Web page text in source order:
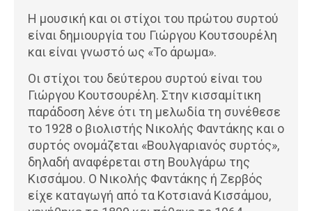
Η μουσική και οι στίχοι του πρώτου συρτού
είναι δημιουργία του Γιώργου Κουτσουρέλη
και είναι γνωστό ως «Το άρωμα».
Οι στίχοι του δεύτερου συρτού είναι του
Γιώργου Κουτσουρέλη. Στην κισσαμίτικη
παράδοση λένε ότι τη μελωδία τη συνέθεσε
το 1928 ο βιολιστής Νικολής Φαντάκης και ο
συρτός ονομάζεται «Βουλγαριανός συρτός»,
δηλαδή αναφέρεται στη Βουλγάρω της
Κισσάμου. Ο Νικολής Φαντάκης ή Ζερβός
είχε καταγωγή από τα Κοτσιανά Κισσάμου,